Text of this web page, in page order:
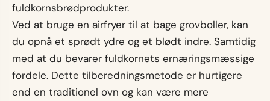
fuldkornsbrødprodukter.
Ved at bruge en airfryer til at bage grovboller, kan
du opnå et sprødt ydre og et blødt indre. Samtidig
med at du bevarer fuldkornets ernæringsmæssige
fordele. Dette tilberedningsmetode er hurtigere
end en traditionel ovn og kan være mere